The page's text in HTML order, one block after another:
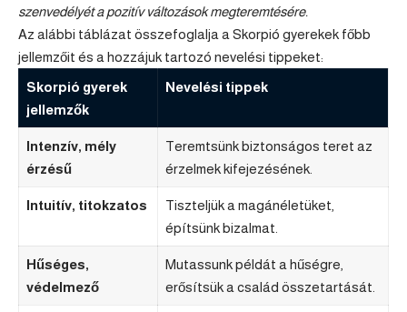
szenvedélyét a pozitív változások megteremtésére.
Az alábbi táblázat összefoglalja a Skorpió gyerekek főbb
jellemzőit és a hozzájuk tartozó nevelési tippeket:
Skorpió gyerek
jellemzők
Nevelési tippek
Intenzív, mély
érzésű
Teremtsünk biztonságos teret az
érzelmek kifejezésének.
Intuitív, titokzatos
Tiszteljük a magánéletüket,
építsünk bizalmat.
Hűséges,
védelmező
Mutassunk példát a hűségre,
erősítsük a család összetartását.